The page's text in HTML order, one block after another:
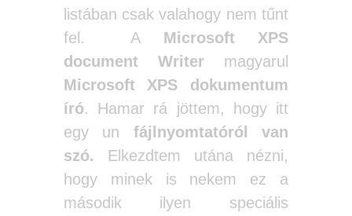
listában csak valahogy nem tűnt
fel. A Microsoft XPS
document Writer magyarul
Microsoft XPS dokumentum
író. Hamar rá jöttem, hogy itt
egy un fájlnyomtatóról van
szó. Elkezdtem utána nézni,
hogy minek is nekem ez a
második ilyen speciális